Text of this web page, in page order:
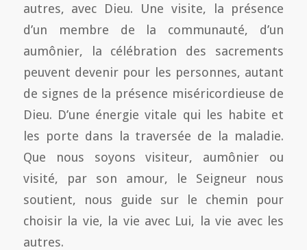
autres, avec Dieu. Une visite, la présence
d’un membre de la communauté, d’un
aumônier, la célébration des sacrements
peuvent devenir pour les personnes, autant
de signes de la présence miséricordieuse de
Dieu. D’une énergie vitale qui les habite et
les porte dans la traversée de la maladie.
Que nous soyons visiteur, aumônier ou
visité, par son amour, le Seigneur nous
soutient, nous guide sur le chemin pour
choisir la vie, la vie avec Lui, la vie avec les
autres.